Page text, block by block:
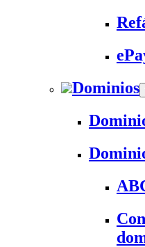
Dominios